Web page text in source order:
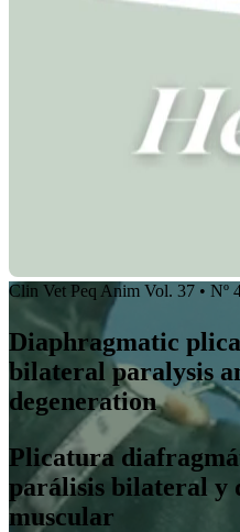
Clin Vet Peq Anim Vol. 37 • Nº
Diaphragmatic
bilateral paralysis
degeneration
Plicatura
parálisis bilateral y
muscular